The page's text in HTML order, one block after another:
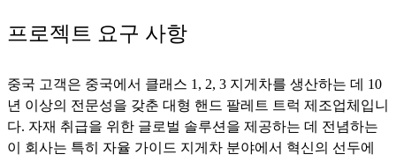
프로젝트 요구 사항
중국 고객은 중국에서 클래스 1, 2, 3 지게차를 생산하는 데 10
년 이상의 전문성을 갖춘 대형 핸드 팔레트 트럭 제조업체입니
다. 자재 취급을 위한 글로벌 솔루션을 제공하는 데 전념하는
이 회사는 특히 자율 가이드 지게차 분야에서 혁신의 선두에